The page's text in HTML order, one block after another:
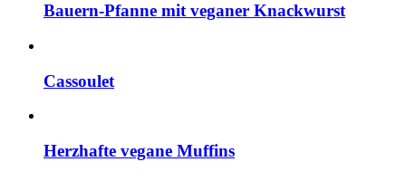
Bauern-Pfanne mit veganer Knackwurst
Cassoulet
Herzhafte vegane Muffins